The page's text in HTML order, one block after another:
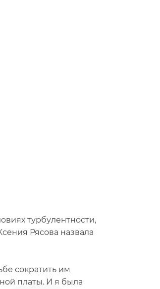
турбулентности,
Рясова назвала
сократить им
платы. И я была